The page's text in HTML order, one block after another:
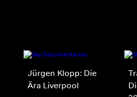
Jürgen Klopp: Die
Ära Liverpool